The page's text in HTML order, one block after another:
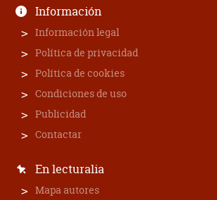
Información
Información legal
Política de privacidad
Política de cookies
Condiciones de uso
Publicidad
Contactar
En lecturalia
Mapa autores